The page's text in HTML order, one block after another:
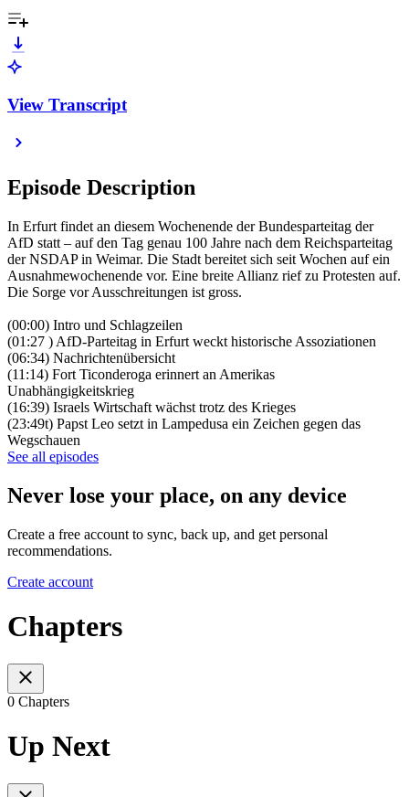
View Transcript
Episode Description
In Erfurt findet an diesem Wochenende der Bundesparteitag der
AfD statt – auf den Tag genau 100 Jahre nach dem Reichsparteitag
der NSDAP in Weimar. Die Stadt bereitet sich seit Wochen auf ein
Ausnahmewochenende vor. Eine breite Allianz rief zu Protesten auf.
Die Sorge vor Ausschreitungen ist gross.
(00:00) Intro und Schlagzeilen
(01:27 ) AfD-Parteitag in Erfurt weckt historische Assoziationen
(06:34) Nachrichtenübersicht
(11:14) Fort Ticonderoga erinnert an Amerikas
Unabhängigkeitskrieg
(16:39) Israels Wirtschaft wächst trotz des Krieges
(23:49t) Papst Leo setzt in Lampedusa ein Zeichen gegen das
Wegschauen
See all episodes
Never lose your place, on any device
Create a free account to sync, back up, and get personal
recommendations.
Create account
Chapters
0 Chapters
Up Next